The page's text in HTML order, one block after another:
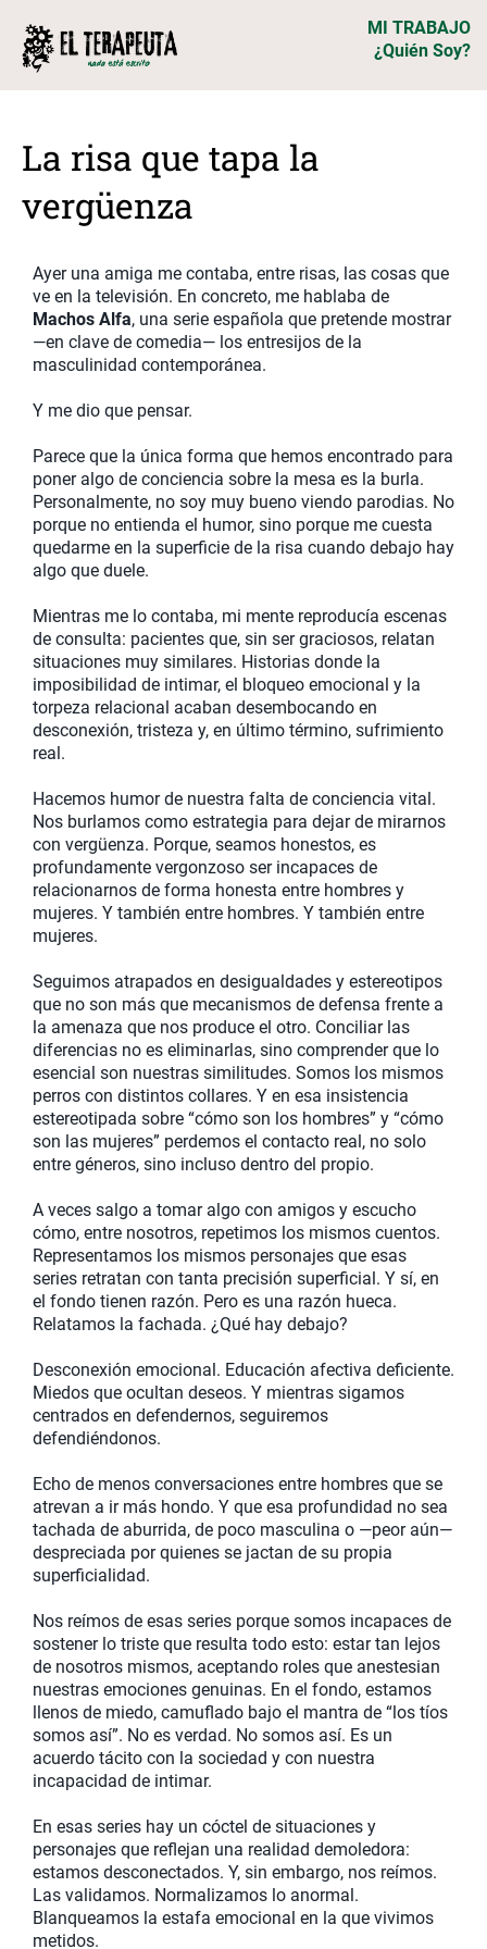
MI TRABAJO
¿Quién Soy?
La risa que tapa la
vergüenza
Ayer una amiga me contaba, entre risas, las cosas que
ve en la televisión. En concreto, me hablaba de
Machos Alfa, una serie española que pretende mostrar
—en clave de comedia— los entresijos de la
masculinidad contemporánea.
Y me dio que pensar.
Parece que la única forma que hemos encontrado para
poner algo de conciencia sobre la mesa es la burla.
Personalmente, no soy muy bueno viendo parodias. No
porque no entienda el humor, sino porque me cuesta
quedarme en la superficie de la risa cuando debajo hay
algo que duele.
Mientras me lo contaba, mi mente reproducía escenas
de consulta: pacientes que, sin ser graciosos, relatan
situaciones muy similares. Historias donde la
imposibilidad de intimar, el bloqueo emocional y la
torpeza relacional acaban desembocando en
desconexión, tristeza y, en último término, sufrimiento
real.
Hacemos humor de nuestra falta de conciencia vital.
Nos burlamos como estrategia para dejar de mirarnos
con vergüenza. Porque, seamos honestos, es
profundamente vergonzoso ser incapaces de
relacionarnos de forma honesta entre hombres y
mujeres. Y también entre hombres. Y también entre
mujeres.
Seguimos atrapados en desigualdades y estereotipos
que no son más que mecanismos de defensa frente a
la amenaza que nos produce el otro. Conciliar las
diferencias no es eliminarlas, sino comprender que lo
esencial son nuestras similitudes. Somos los mismos
perros con distintos collares. Y en esa insistencia
estereotipada sobre “cómo son los hombres” y “cómo
son las mujeres” perdemos el contacto real, no solo
entre géneros, sino incluso dentro del propio.
A veces salgo a tomar algo con amigos y escucho
cómo, entre nosotros, repetimos los mismos cuentos.
Representamos los mismos personajes que esas
series retratan con tanta precisión superficial. Y sí, en
el fondo tienen razón. Pero es una razón hueca.
Relatamos la fachada. ¿Qué hay debajo?
Desconexión emocional. Educación afectiva deficiente.
Miedos que ocultan deseos. Y mientras sigamos
centrados en defendernos, seguiremos
defendiéndonos.
Echo de menos conversaciones entre hombres que se
atrevan a ir más hondo. Y que esa profundidad no sea
tachada de aburrida, de poco masculina o —peor aún—
despreciada por quienes se jactan de su propia
superficialidad.
Nos reímos de esas series porque somos incapaces de
sostener lo triste que resulta todo esto: estar tan lejos
de nosotros mismos, aceptando roles que anestesian
nuestras emociones genuinas. En el fondo, estamos
llenos de miedo, camuflado bajo el mantra de “los tíos
somos así”. No es verdad. No somos así. Es un
acuerdo tácito con la sociedad y con nuestra
incapacidad de intimar.
En esas series hay un cóctel de situaciones y
personajes que reflejan una realidad demoledora:
estamos desconectados. Y, sin embargo, nos reímos.
Las validamos. Normalizamos lo anormal.
Blanqueamos la estafa emocional en la que vivimos
metidos.